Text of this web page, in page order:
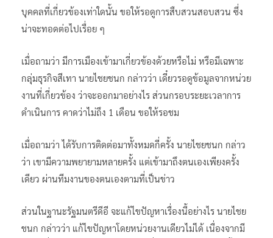
บุคคลที่เกี่ยวข้องเท่าใดนั้น ขอให้รอดูการสืบสวนสอบสวน ซึ่ง
น่าจะทอดต่อไปเรื่อย ๆ
เมื่อถามว่า มีการเมืองเข้ามาเกี่ยวข้องด้วยหรือไม่ หรือมีเฉพาะ
กลุ่มธุรกิจสีเทา นายไชยชนก กล่าวว่า เดี๋ยวรอดูข้อมูลจากหน่วย
งานที่เกี่ยวข้อง ว่าจะออกมาอย่างไร ส่วนกรอบระยะเวลาการ
ดำเนินการ คาดว่าไม่ถึง 1 เดือน ขอให้รอชม
เมื่อถามว่า ได้รับการติดต่อมาทั้งหมดกี่ครั้ง นายไชยชนก กล่าว
ว่า เขามีความพยายามหลายครั้ง แต่เข้ามาถึงตนเองเพียงครั้ง
เดียว ผ่านทีมงานของตนเองตามที่เป็นข่าว
ส่วนในฐานะรัฐมนตรีดีอี จะแก้ไขปัญหาเรื่องนี้อย่างไร นายไชย
ชนก กล่าวว่า แก้ไขปัญหาโดยหน่วยงานเดียวไม่ได้ เนื่องจากมี